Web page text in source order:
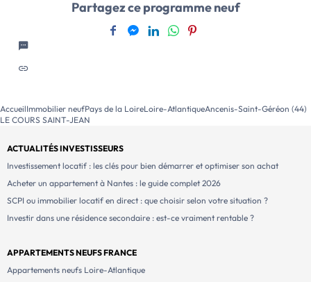
Angers, Ancenis-Saint-Géréon offre une position […]
Voir le programme immobilier neuf >>
Partagez ce programme neuf
AccueilImmobilier neufPays de la LoireLoire-AtlantiqueAncenis-Saint-Géréon (44)
LE COURS SAINT-JEAN
ACTUALITÉS INVESTISSEURS
Investissement locatif : les clés pour bien démarrer et optimiser son achat
Acheter un appartement à Nantes : le guide complet 2026
SCPI ou immobilier locatif en direct : que choisir selon votre situation ?
Investir dans une résidence secondaire : est-ce vraiment rentable ?
APPARTEMENTS NEUFS FRANCE
Appartements neufs Loire-Atlantique